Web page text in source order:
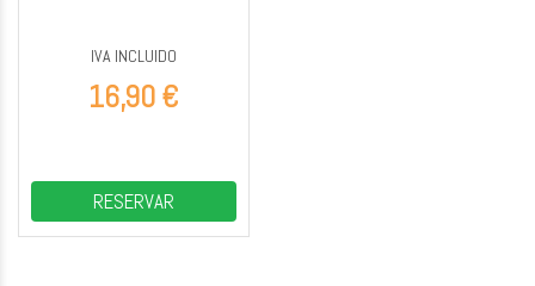
IVA INCLUIDO
16,90 €
RESERVAR